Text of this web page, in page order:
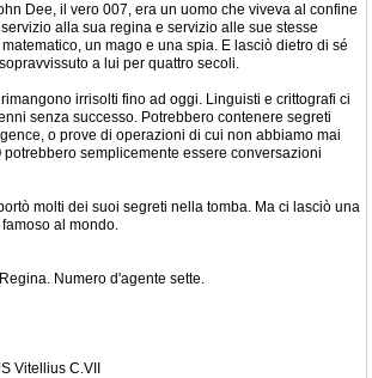
Dee, il vero 007, era un uomo che viveva al confine
alla sua regina e servizio alle sue stesse
un mago e una spia. E lasciò dietro di sé
a lui per quattro secoli.
irrisolti fino ad oggi. Linguisti e crittografi ci
senza successo. Potrebbero contenere segreti
o prove di operazioni di cui non abbiamo mai
semplicemente essere conversazioni
molti dei suoi segreti nella tomba. Ma ci lasciò una
al mondo.
Numero d'agente sette.
Vitellius C.VII